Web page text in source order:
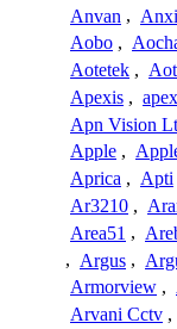
Anvan ,
Aobo ,
Aotetek ,
Apexis ,
Apn Vision
Apple ,
Aprica , Apti
Ar3210 ,
Area51 ,
, Argus ,
Armorview ,
Arvani Cctv ,